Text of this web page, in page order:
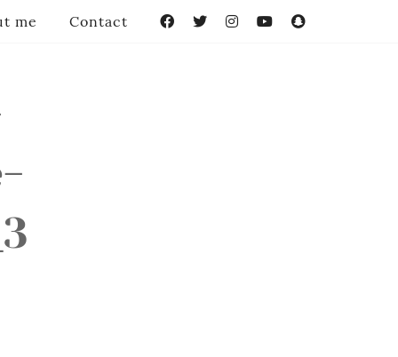
me Contact FacebookTwitterInstagramYouTube